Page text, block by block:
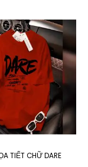
179.000 ₫.
TIẾT CHỮ DARE